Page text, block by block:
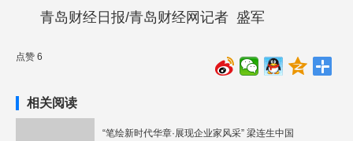
青岛财经日报/青岛财经网记者 盛军
点赞 6
相关阅读
“笔绘新时代华章·展现企业家风采” 梁连生中国